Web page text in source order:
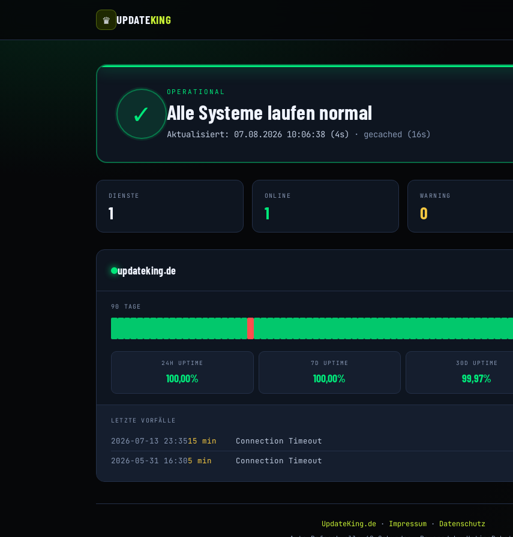
♛ UPDATEKING
✓
OPERATIONAL
Alle Systeme laufen normal
Aktualisiert: 07.08.2026 10:06:38 (4s) · gecached (16s)
DIENSTE
1
ONLINE
1
WARNING
0
updateking.de
90 TAGE
24H UPTIME
100,00%
7D UPTIME
100,00%
30D UPTIME
99,97%
LETZTE VORFÄLLE
2026-07-13 23:3515 min
Connection Timeout
2026-05-31 16:305 min Connection Timeout
UpdateKing.de· Impressum· Datenschutz